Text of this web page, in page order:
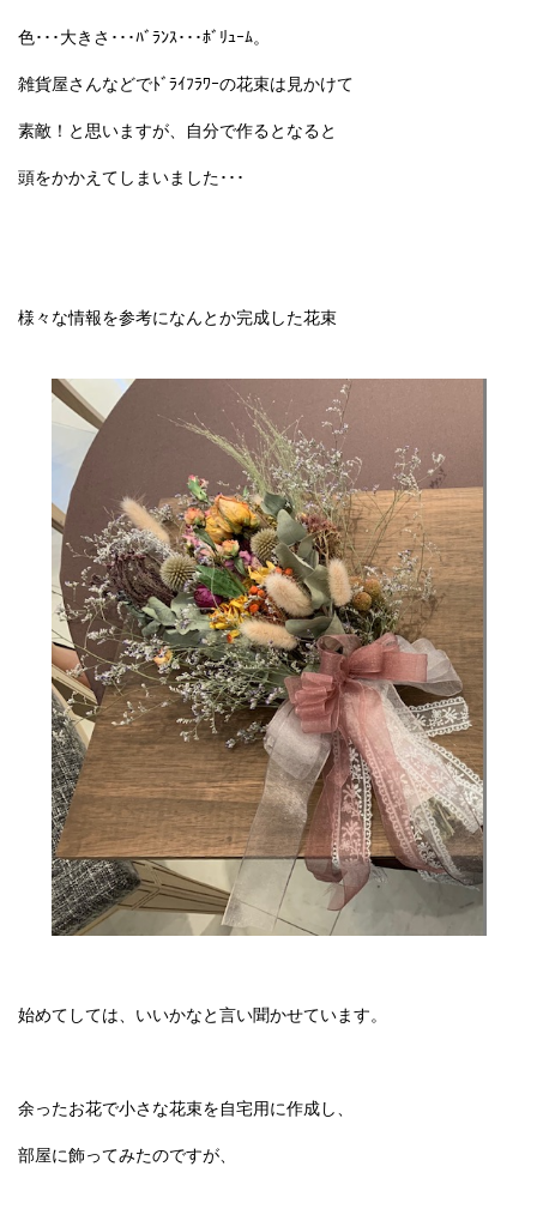
色･･･大きさ･･･ﾊﾞﾗﾝｽ･･･ﾎﾞﾘｭｰﾑ。
雑貨屋さんなどでﾄﾞﾗｲﾌﾗﾜｰの花束は見かけて
素敵！と思いますが、自分で作るとなると
頭をかかえてしまいました･･･
様々な情報を参考になんとか完成した花束
始めてしては、いいかなと言い聞かせています。
余ったお花で小さな花束を自宅用に作成し、
部屋に飾ってみたのですが、